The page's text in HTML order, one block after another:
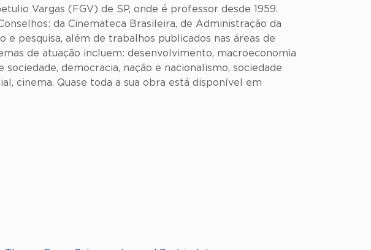
Vargas (FGV) de SP, onde é professor desde 1959.
da Cinemateca Brasileira, de Administração da
e pesquisa, além de trabalhos publicados nas áreas de
de atuação incluem: desenvolvimento, macroeconomia
democracia, nação e nacionalismo, sociedade
cinema. Quase toda a sua obra está disponível em